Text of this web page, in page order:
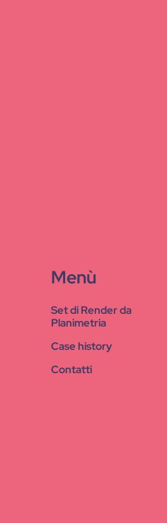
Menù
Set di Render da
Planimetria
Case history
Contatti